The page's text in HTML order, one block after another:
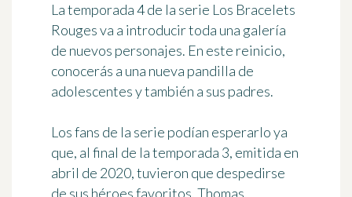
La temporada 4 de la serie Los Bracelets
Rouges va a introducir toda una galería
de nuevos personajes. En este reinicio,
conocerás a una nueva pandilla de
adolescentes y también a sus padres.
Los fans de la serie podían esperarlo ya
que, al final de la temporada 3, emitida en
abril de 2020, tuvieron que despedirse
de sus héroes favoritos, Thomas,